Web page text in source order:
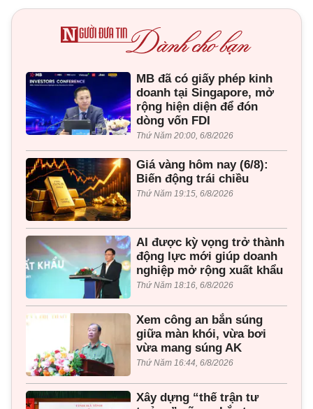
MB đã có giấy phép kinh
doanh tại Singapore, mở
rộng hiện diện để đón
dòng vốn FDI
Thứ Năm 20:00, 6/8/2026
Giá vàng hôm nay (6/8):
Biến động trái chiều
Thứ Năm 19:15, 6/8/2026
AI được kỳ vọng trở thành
động lực mới giúp doanh
nghiệp mở rộng xuất khẩu
Thứ Năm 18:16, 6/8/2026
Xem công an bắn súng
giữa màn khói, vừa bơi
vừa mang súng AK
Thứ Năm 16:44, 6/8/2026
Xây dựng “thế trận tư